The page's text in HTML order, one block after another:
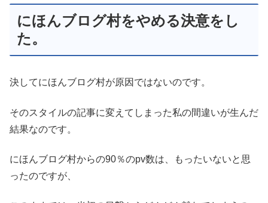
にほんブログ村をやめる決意をし
た。
決してにほんブログ村が原因ではないのです。
そのスタイルの記事に変えてしまった私の間違いが生んだ
結果なのです。
にほんブログ村からの90％のpv数は、もったいないと思
ったのですが、